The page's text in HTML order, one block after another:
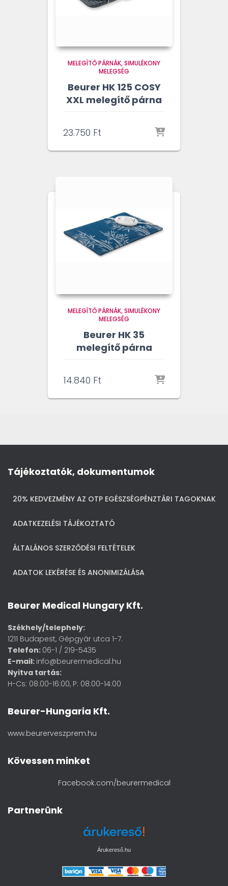
MELEGÍTŐ PÁRNÁK SIMULÉKONY
MELEGSÉG
Beurer HK 125 COSY
XXL melegítő párna
23.750 Ft
MELEGÍTŐ PÁRNÁK SIMULÉKONY
MELEGSÉG
Beurer HK 35
melegítő párna
14.840 Ft
Tájékoztatók, dokumentumok
20% KEDVEZMÉNY AZ OTP EGÉSZSÉGPÉNZTÁRI TAGOKNAK
ADATKEZELÉSI TÁJÉKOZTATÓ
ÁLTALÁNOS SZERZŐDÉSI FELTÉTELEK
ADATOK LEKÉRÉSE ÉS ANONIMIZÁLÁSA
Beurer Medical Hungary Kft.
Székhely/telephely:
1211 Budapest, Gépgyár utca 1-7.
Telefon: 06-1 / 219-5435
E-mail: info@beurermedical.hu
Nyitva tartás:
H-Cs: 08:00-16:00, P: 08:00-14:00
Beurer-Hungaria Kft.
www.beurerveszprem.hu
Kövessen minket
Facebook.com/beurermedical
Partnerünk
Árukereső.hu